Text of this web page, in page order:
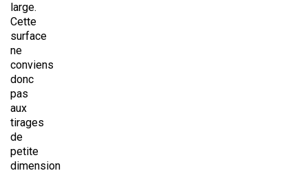
large.
Cette
surface
ne
conviens
donc
pas
aux
tirages
de
petite
dimension